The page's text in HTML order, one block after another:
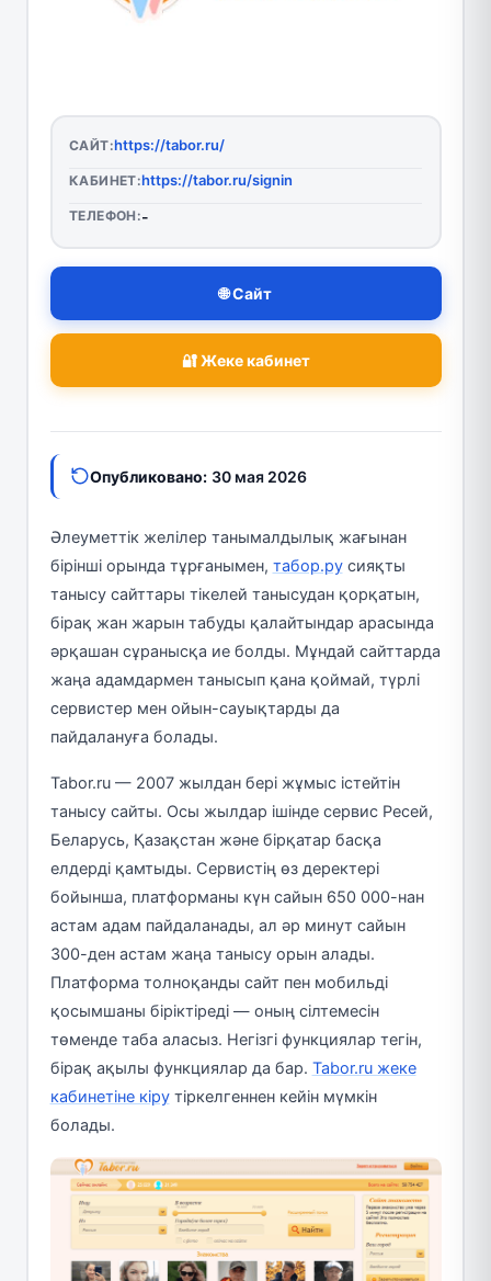
САЙТ:https://tabor.ru/
КАБИНЕТ:https://tabor.ru/signin
ТЕЛЕФОН:-
🌐 Сайт
🔐 Жеке кабинет
Опубликовано: 30 мая 2026
Әлеуметтік желілер танымалдылық жағынан
бірінші орында тұрғанымен, табор.русияқты
танысу сайттары тікелей танысудан қорқатын,
бірақ жан жарын табуды қалайтындар арасында
әрқашан сұранысқа ие болды. Мұндай сайттарда
жаңа адамдармен танысып қана қоймай, түрлі
сервистер мен ойын-сауықтарды да
пайдалануға болады.
Tabor.ru — 2007 жылдан бері жұмыс істейтін
танысу сайты. Осы жылдар ішінде сервис Ресей,
Беларусь, Қазақстан және бірқатар басқа
елдерді қамтыды. Сервистің өз деректері
бойынша, платформаны күн сайын 650 000-нан
астам адам пайдаланады, ал әр минут сайын
300-ден астам жаңа танысу орын алады.
Платформа толноқанды сайт пен мобильді
қосымшаны біріктіреді — оның сілтемесін
төменде таба аласыз. Негізгі функциялар тегін,
бірақ ақылы функциялар да бар. Tabor.ru жеке
кабинетіне кірутіркелгеннен кейін мүмкін
болады.